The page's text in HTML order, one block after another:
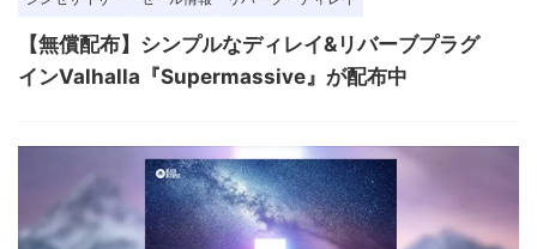
【無償配布】シンプルなディレイ&リバーブプラグ
インValhalla『Supermassive』が配布中